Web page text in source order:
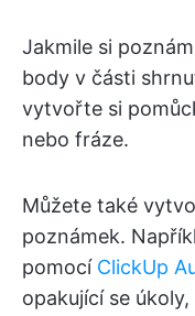
Jakmile si
body v části
vytvořte si
nebo fráze.
Můžete také
poznámek.
pomocí ClickUp
opakující se